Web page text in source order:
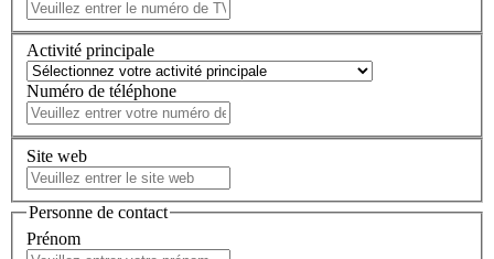
Activité principale
Numéro de téléphone
Site web
Personne de contact
Prénom